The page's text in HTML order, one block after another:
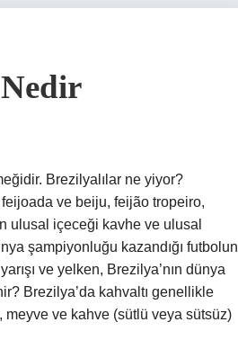
Brezilyalılar ne yiyor?
ve beiju, feijão tropeiro,
ulusal içeceği kavhe ve ulusal
şampiyonluğu kazandığı futbolun
ve yelken, Brezilya’nın dünya
Brezilya’da kahvaltı genellikle
meyve ve kahve (sütlü veya sütsüz)